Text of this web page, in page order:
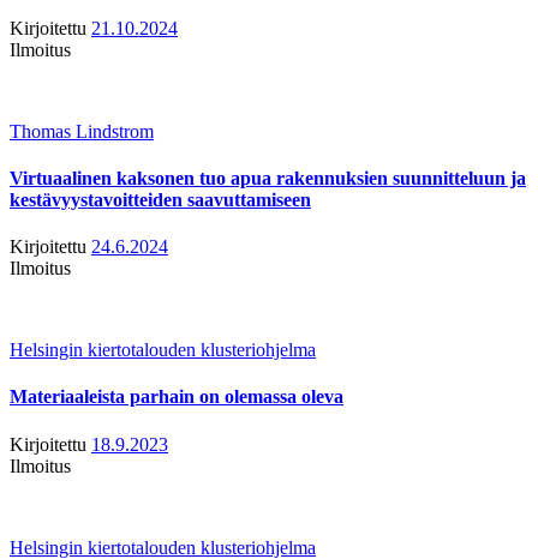
Kirjoitettu 21.10.2024
Ilmoitus
Thomas Lindstrom
Virtuaalinen kaksonen tuo apua rakennuksien suunnitteluun ja
kestävyystavoitteiden saavuttamiseen
Kirjoitettu 24.6.2024
Ilmoitus
Helsingin kiertotalouden klusteriohjelma
Materiaaleista parhain on olemassa oleva
Kirjoitettu 18.9.2023
Ilmoitus
Helsingin kiertotalouden klusteriohjelma